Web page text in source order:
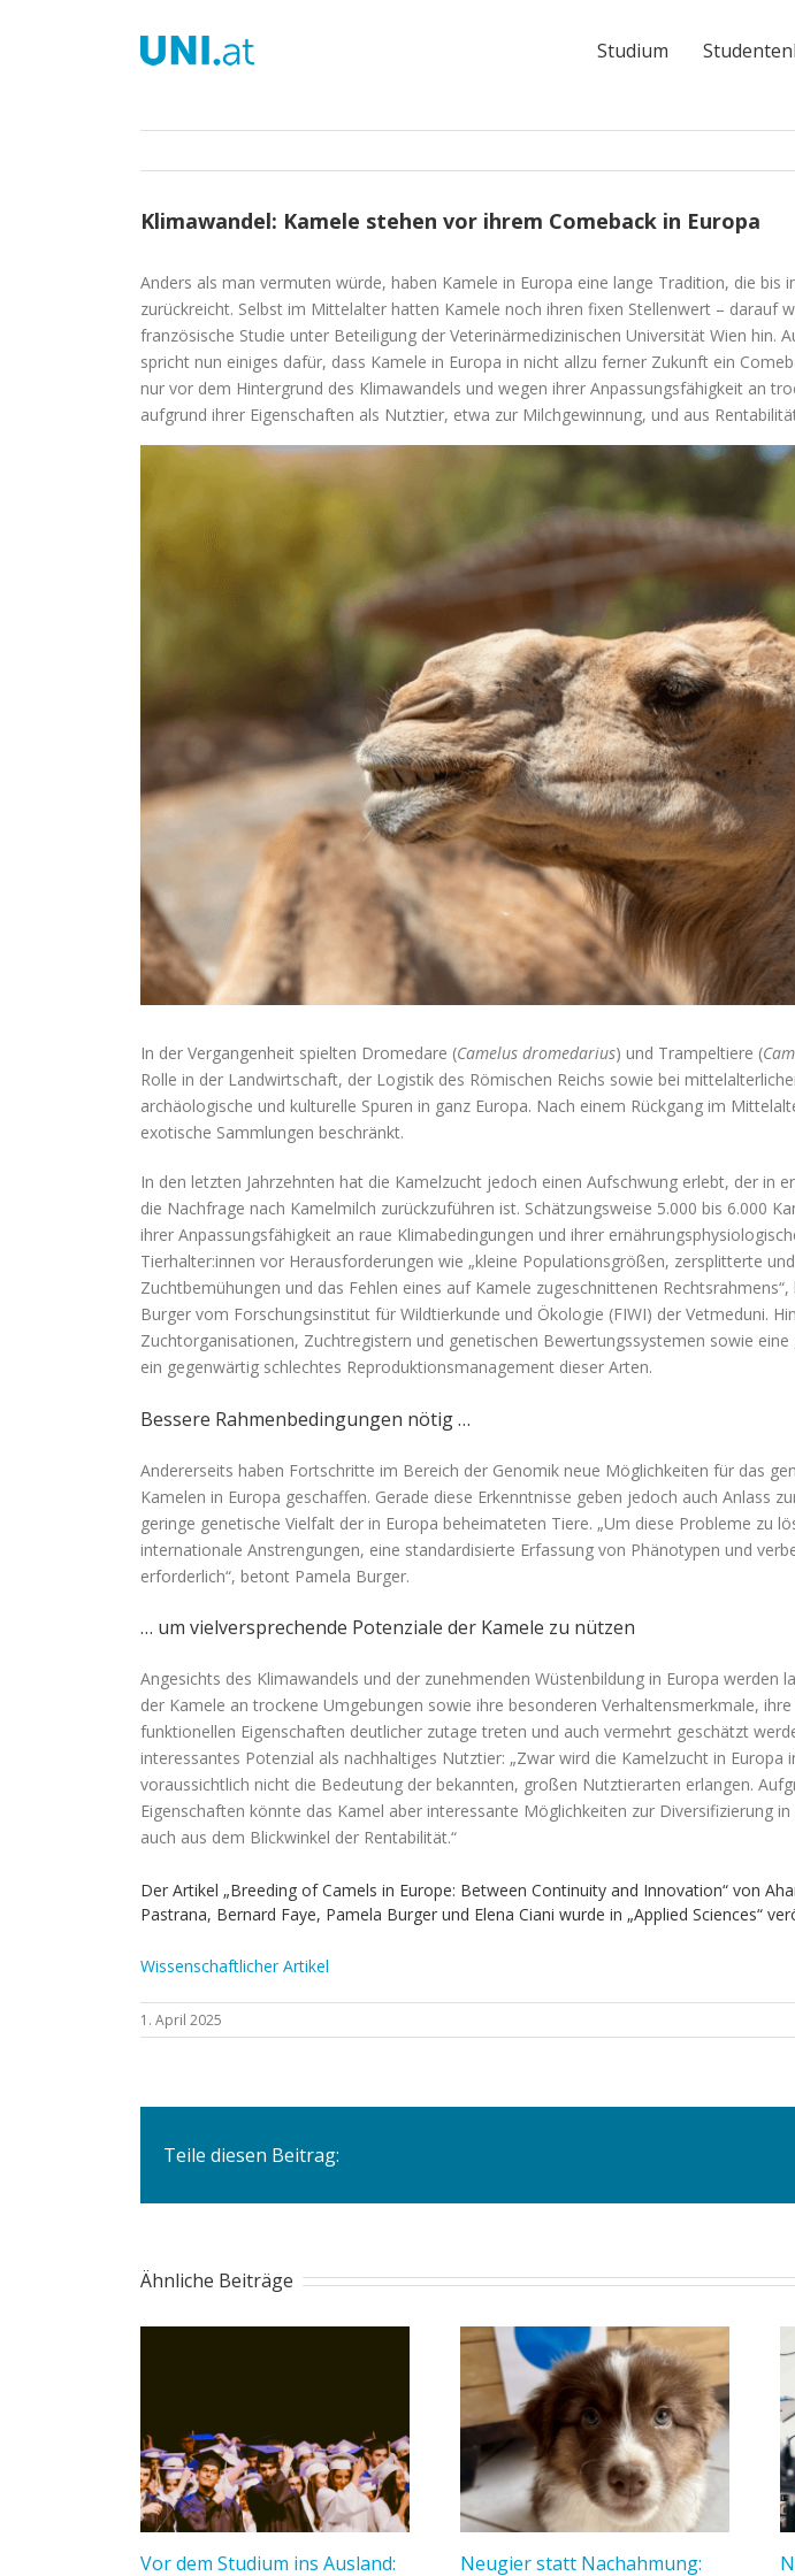
Studium
Klimawandel: Kamele stehen vor ihrem Comeback in Europa
Anders als man vermuten würde, haben Kamele in Europa eine lange Tradition, die bis
zurückreicht. Selbst im Mittelalter hatten Kamele noch ihren fixen Stellenwert – darauf
französische Studie unter Beteiligung der Veterinärmedizinischen Universität Wien hin.
spricht nun einiges dafür, dass Kamele in Europa in nicht allzu ferner Zukunft ein
nur vor dem Hintergrund des Klimawandels und wegen ihrer Anpassungsfähigkeit an
aufgrund ihrer Eigenschaften als Nutztier, etwa zur Milchgewinnung, und aus
Zeige
In der Vergangenheit spielten Dromedare (Camelus dromedarius) und Trampeltiere (
Rolle in der Landwirtschaft, der Logistik des Römischen Reichs sowie bei
archäologische und kulturelle Spuren in ganz Europa. Nach einem Rückgang im
exotische Sammlungen beschränkt.
In den letzten Jahrzehnten hat die Kamelzucht jedoch einen Aufschwung erlebt, der in
die Nachfrage nach Kamelmilch zurückzuführen ist. Schätzungsweise 5.000 bis 6.000
ihrer Anpassungsfähigkeit an raue Klimabedingungen und ihrer
Tierhalter:innen vor Herausforderungen wie „kleine Populationsgrößen, zersplitterte
Zuchtbemühungen und das Fehlen eines auf Kamele zugeschnittenen
Burger vom Forschungsinstitut für Wildtierkunde und Ökologie (FIWI) der Vetmeduni.
Zuchtorganisationen, Zuchtregistern und genetischen Bewertungssystemen sowie
ein gegenwärtig schlechtes Reproduktionsmanagement dieser Arten.
Bessere Rahmenbedingungen nötig …
Andererseits haben Fortschritte im Bereich der Genomik neue Möglichkeiten für das
Kamelen in Europa geschaffen. Gerade diese Erkenntnisse geben jedoch auch Anlass
geringe genetische Vielfalt der in Europa beheimateten Tiere. „Um diese Probleme zu
internationale Anstrengungen, eine standardisierte Erfassung von Phänotypen und
erforderlich“, betont Pamela Burger.
… um vielversprechende Potenziale der Kamele zu nützen
Angesichts des Klimawandels und der zunehmenden Wüstenbildung in Europa werden
der Kamele an trockene Umgebungen sowie ihre besonderen Verhaltensmerkmale,
funktionellen Eigenschaften deutlicher zutage treten und auch vermehrt geschätzt
interessantes Potenzial als nachhaltiges Nutztier: „Zwar wird die Kamelzucht in Europa
voraussichtlich nicht die Bedeutung der bekannten, großen Nutztierarten erlangen.
Eigenschaften könnte das Kamel aber interessante Möglichkeiten zur Diversifizierung
auch aus dem Blickwinkel der Rentabilität.“
Der Artikel „Breeding of Camels in Europe: Between Continuity and Innovation“ von
Pastrana, Bernard Faye, Pamela Burger und Elena Ciani wurde in „Applied Sciences“
Wissenschaftlicher Artikel
1. April 2025
Teile diesen Beitrag:
Ähnliche Beiträge
Vor dem Studium ins Ausland:
Neugier statt Nachahmung: